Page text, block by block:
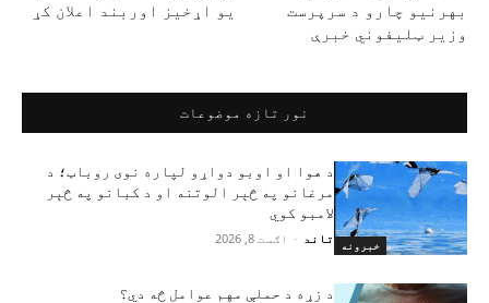
یو اړخیز اوربند اعلان کړ
بهرنیو چارو د سرپرست
وزیر ټلیفوني خبرې
نور تازه موضوعات
خبرونه
د هوا او اوبو دواړو لپاره نوی روباټ؛ د
مرغانو په څېر الوتنه او د کبانو په څېر
لامبو کوي
تاند - اګست 8, 2026
د زړه د حملې مهم عوامل څه دي؟